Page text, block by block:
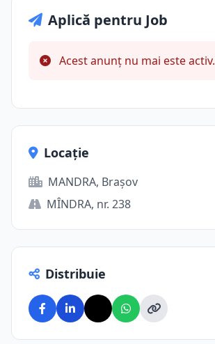
Aplică pentru Job
Acest anunț nu mai este activ.
Locație
MANDRA, Brașov
MÎNDRA, nr. 238
Distribuie